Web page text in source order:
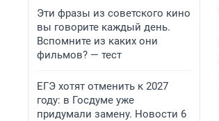
Эти фразы из советского кино
вы говорите каждый день.
Вспомните из каких они
фильмов? — тест
ЕГЭ хотят отменить к 2027
году: в Госдуме уже
придумали замену. Новости 6